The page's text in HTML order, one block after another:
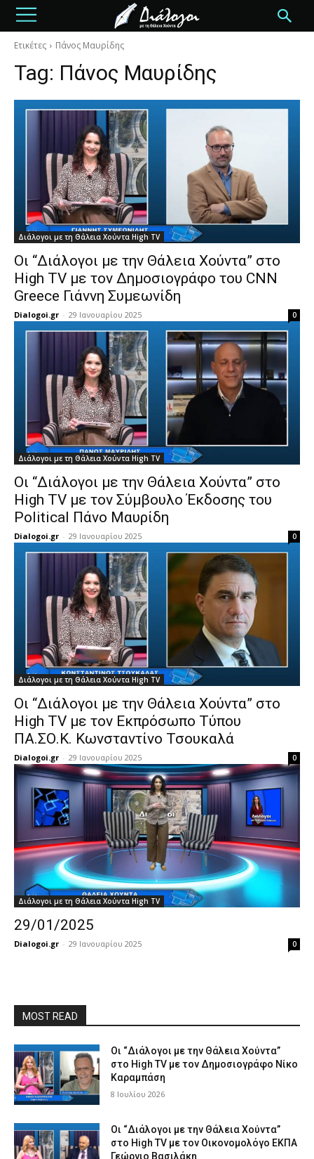
Ετικέτες Πάνος Μαυρίδης
Tag: Πάνος Μαυρίδης
Διάλογοι με τη Θάλεια Χούντα High TV
Οι “Διάλογοι με την Θάλεια Χούντα” στο
High TV με τον Δημοσιογράφο του CNN
Greece Γιάννη Συμεωνίδη
Dialogoi.gr - 29 Ιανουαρίου 2025 0
Διάλογοι με τη Θάλεια Χούντα High TV
Οι “Διάλογοι με την Θάλεια Χούντα” στο
High TV με τον Σύμβουλο Έκδοσης του
Political Πάνο Μαυρίδη
Dialogoi.gr - 29 Ιανουαρίου 2025 0
Διάλογοι με τη Θάλεια Χούντα High TV
Οι “Διάλογοι με την Θάλεια Χούντα” στο
High TV με τον Εκπρόσωπο Τύπου
ΠΑ.ΣΟ.Κ. Κωνσταντίνο Τσουκαλά
Dialogoi.gr - 29 Ιανουαρίου 2025 0
Διάλογοι με τη Θάλεια Χούντα High TV
29/01/2025
Dialogoi.gr - 29 Ιανουαρίου 2025 0
MOST READ
Οι “Διάλογοι με την Θάλεια Χούντα”
στο High TV με τον Δημοσιογράφο Νίκο
Καραμπάση
8 Ιουλίου 2026
Οι “Διάλογοι με την Θάλεια Χούντα”
στο High TV με τον Οικονομολόγο ΕΚΠΑ
Γεώργιο Βασιλάκη